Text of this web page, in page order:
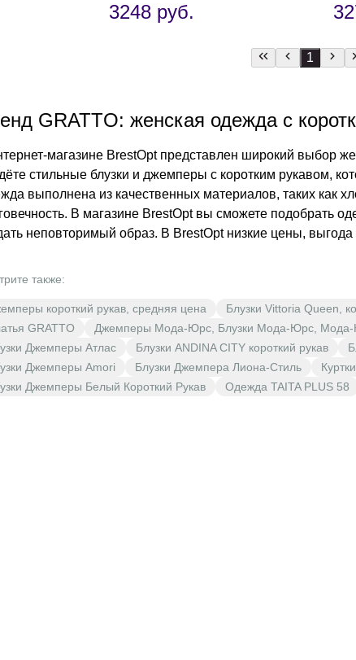
3248 руб.
1
GRATTO: женская одежда с
магазине BrestOpt представлен широкий выбор
стильные блузки и джемперы с коротким рукавом,
выполнена из качественных материалов, таких как
В магазине BrestOpt вы сможете подобрать
неповторимый образ. В BrestOpt низкие цены,
также:
короткий рукав, средняя цена Блузки Vittoria Queen,
GRATTO
Джемперы Мода-Юрс, Блузки Мода-Юрс, Мода-
Джемперы Атлас
Блузки ANDINA CITY короткий рукав
Джемперы Amori
Блузки Джемпера Лиона-Стиль
Джемперы Белый Короткий Рукав
Одежда TAITA PLUS 58